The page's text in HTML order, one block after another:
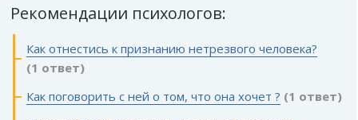
Рекомендации психологов:
Как отнестись к признанию нетрезвого человека?
(1 ответ)
Как поговорить с ней о том, что она хочет ? (1 ответ)